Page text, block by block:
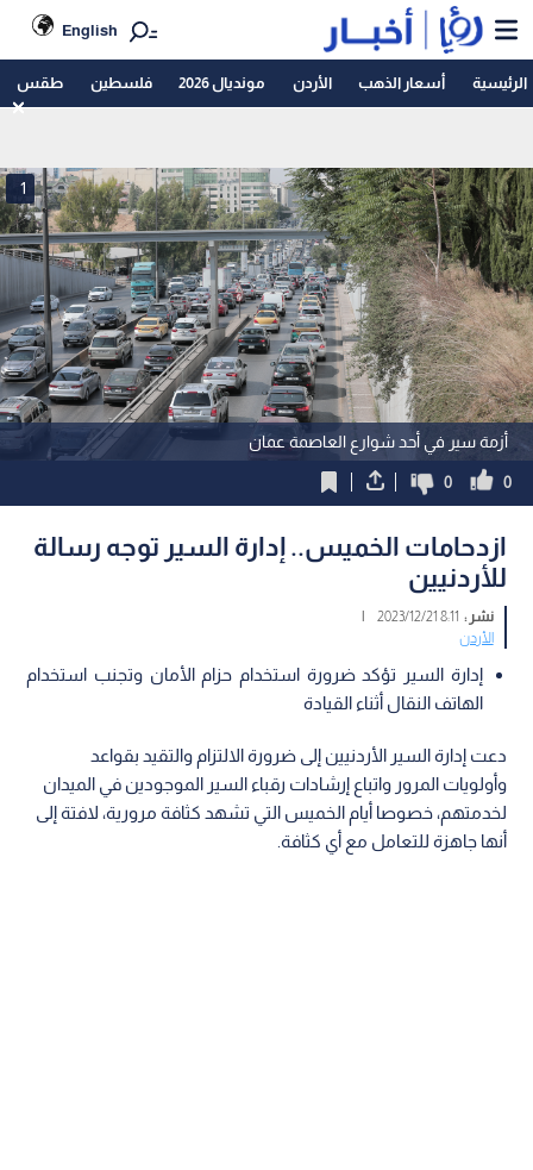
English
الرئيسية أسعار الذهب الأردن مونديال 2026 فلسطين طقس
أزمة سير في أحد شوارع العاصمة عمان
1
0
0
ازدحامات الخميس.. إدارة السير توجه رسالة
للأردنيين
نشر : 8:11 2023/12/21
|
الأردن
إدارة السير تؤكد ضرورة استخدام حزام الأمان وتجنب استخدام
الهاتف النقال أثناء القيادة
دعت إدارة السير الأردنيين إلى ضرورة الالتزام والتقيد بقواعد
وأولويات المرور واتباع إرشادات رقباء السير الموجودين في الميدان
لخدمتهم، خصوصا أيام الخميس التي تشهد كثافة مرورية، لافتة إلى
أنها جاهزة للتعامل مع أي كثافة.